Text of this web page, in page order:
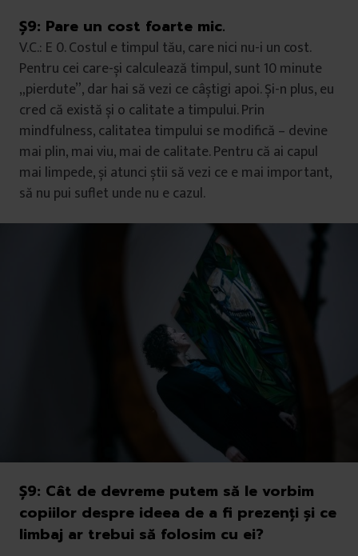
Ș9: Pare un cost foarte mic.
V.C.: E 0. Costul e timpul tău, care nici nu-i un cost.
Pentru cei care-și calculează timpul, sunt 10 minute
„pierdute”, dar hai să vezi ce câștigi apoi. Și-n plus, eu
cred că există și o calitate a timpului. Prin
mindfulness, calitatea timpului se modifică – devine
mai plin, mai viu, mai de calitate. Pentru că ai capul
mai limpede, și atunci știi să vezi ce e mai important,
să nu pui suflet unde nu e cazul.
Ș9: Cât de devreme putem să le vorbim
copiilor despre ideea de a fi prezenți și ce
limbaj ar trebui să folosim cu ei?